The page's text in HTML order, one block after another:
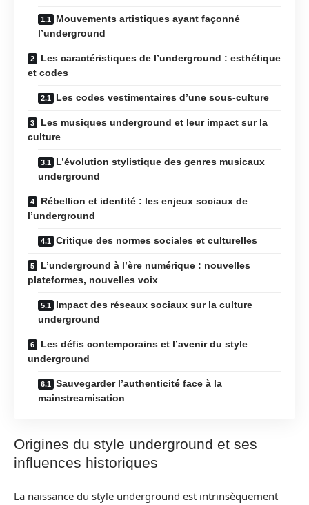
Mouvements artistiques ayant façonné
l’underground
Les caractéristiques de l’underground : esthétique
et codes
Les codes vestimentaires d’une sous-culture
Les musiques underground et leur impact sur la
culture
L’évolution stylistique des genres musicaux
underground
Rébellion et identité : les enjeux sociaux de
l’underground
Critique des normes sociales et culturelles
L’underground à l’ère numérique : nouvelles
plateformes, nouvelles voix
Impact des réseaux sociaux sur la culture
underground
Les défis contemporains et l’avenir du style
underground
Sauvegarder l’authenticité face à la
mainstreamisation
Origines du style underground et ses
influences historiques
La naissance du style underground est intrinsèquement